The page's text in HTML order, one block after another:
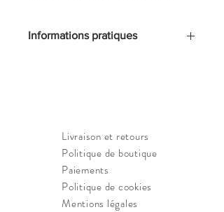
Informations pratiques
uniquement, pas de sèche-linge
Livraison et retours
Politique de boutique
Paiements
Politique de cookies
Mentions légales